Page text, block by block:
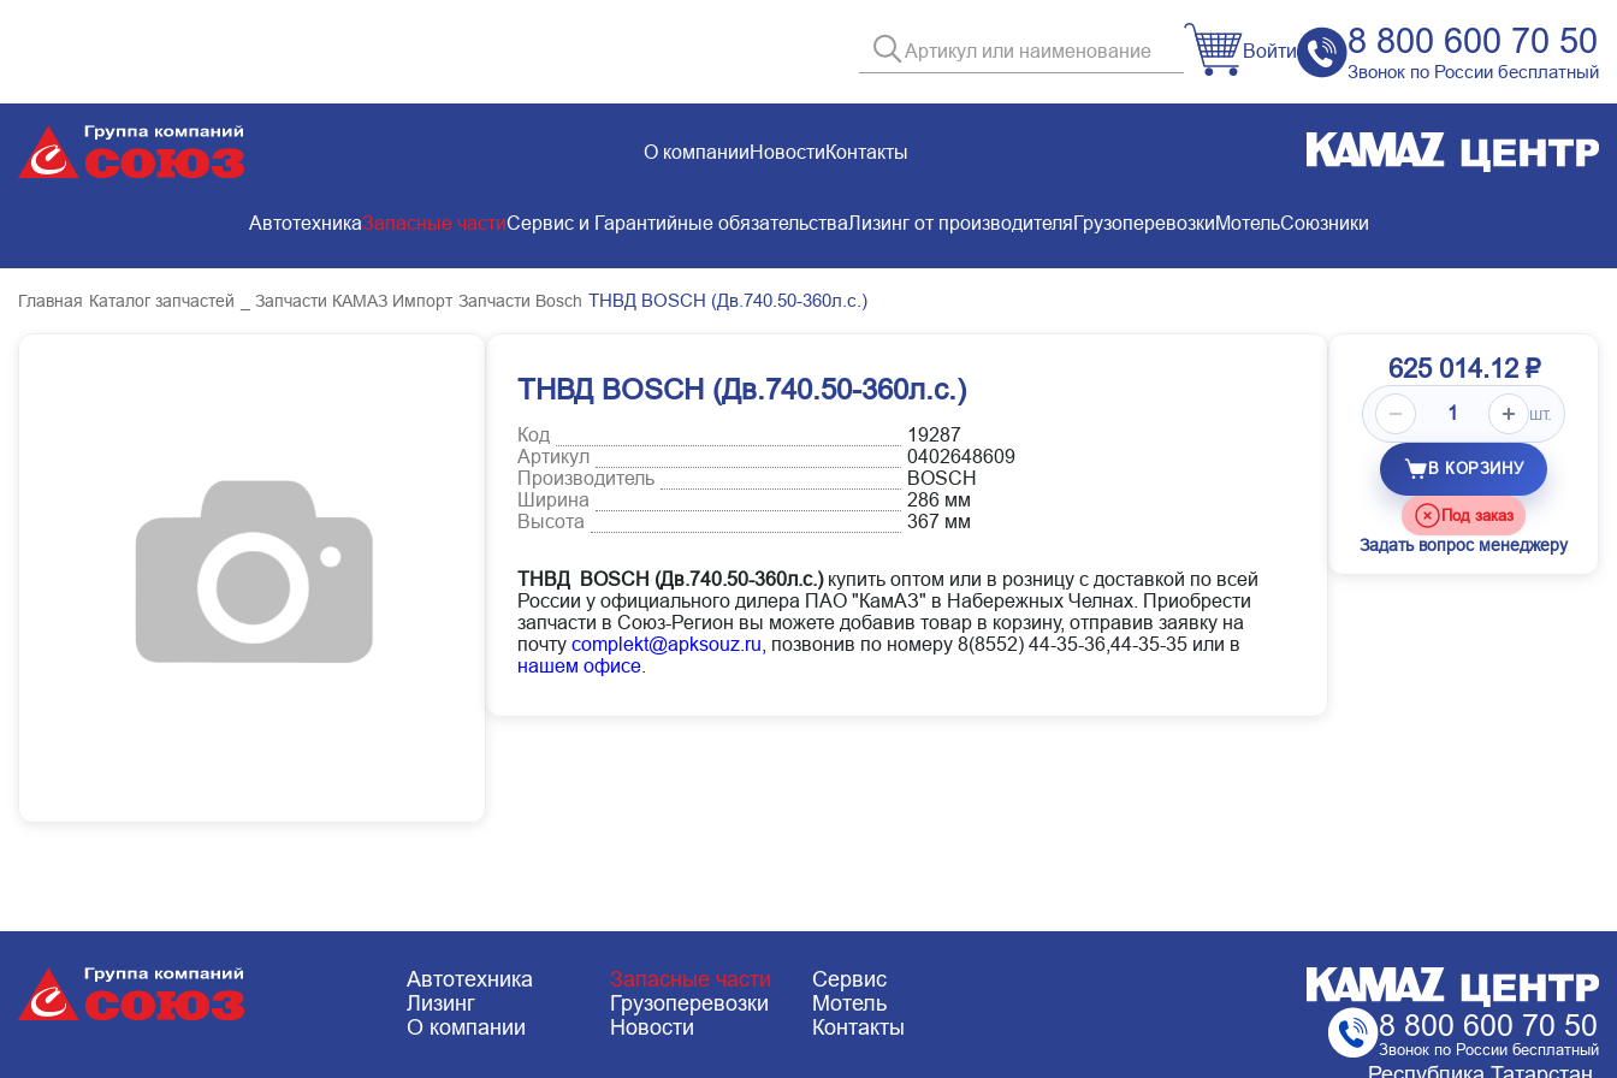
Войти 8 800 600 70 50
Звонок по России бесплатный
О компанииНовостиКонтакты
АвтотехникаЗапасные частиСервис и Гарантийные обязательстваЛизинг от производителяГрузоперевозкиМотельСоюзники
Главная Каталог запчастей _ Запчасти КАМАЗ Импорт Запчасти Bosch ТНВД BOSCH (Дв.740.50-360л.с.)
ТНВД BOSCH (Дв.740.50-360л.с.)
Код
19287
Артикул
0402648609
Производитель
BOSCH
Ширина
286 мм
Высота
367 мм
ТНВД BOSCH (Дв.740.50-360л.с.)купить оптом или в розницу с доставкой по всей
России у официального дилера ПАО "КамАЗ" в Набережных Челнах. Приобрести
запчасти в Союз-Регион вы можете добавив товар в корзину, отправив заявку на
почту complekt@apksouz.ru, позвонив по номеру 8(8552) 44-35-36,44-35-35 или в
нашем офисе
625 014.12 ₽
шт.
В КОРЗИНУ
Под заказ
Задать вопрос менеджеру
Автотехника Запасные части
Сервис
Лизинг
Грузоперевозки
Мотель
О компании
Новости Контакты 8 800 600 70 50
Звонок по России бесплатный